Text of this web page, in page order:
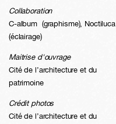
Collaboration
C-album (graphisme), Noctiluca
(éclairage)
Maitrise d'ouvrage
Cité de l’architecture et du
patrimoine
Crédit photos
Cité de l’architecture et du